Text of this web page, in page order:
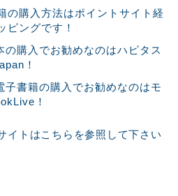
の購入方法はポイントサイト経
ピングです！
の購入でお勧めなのはハピタス
！
子書籍の購入でお勧めなのはモ
！
イトはこちらを参照して下さい